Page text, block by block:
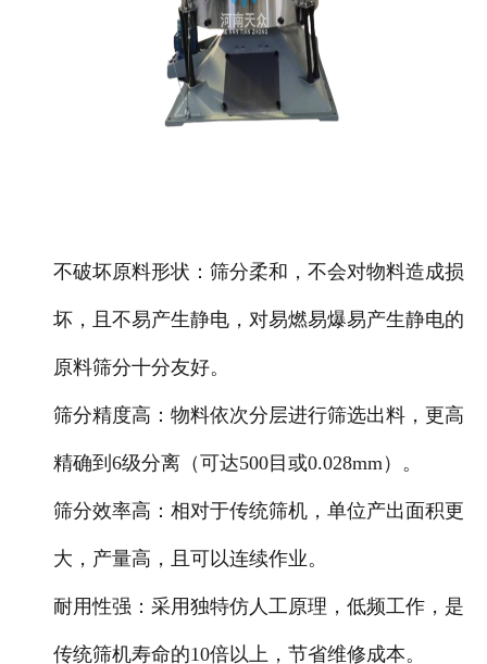
不破坏原料形状：筛分柔和，不会对物料造成损
坏，且不易产生静电，对易燃易爆易产生静电的
原料筛分十分友好。
筛分精度高：物料依次分层进行筛选出料，更高
精确到6级分离（可达500目或0.028mm）。
筛分效率高：相对于传统筛机，单位产出面积更
大，产量高，且可以连续作业。
耐用性强：采用独特仿人工原理，低频工作，是
传统筛机寿命的10倍以上，节省维修成本。